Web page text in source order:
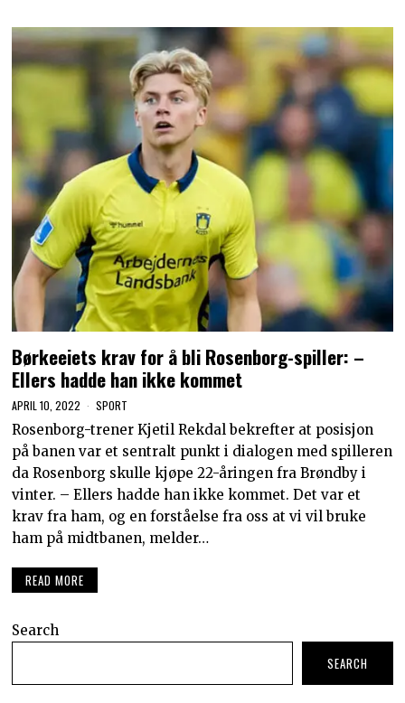
Børkeeiets krav for å bli Rosenborg-spiller: –
Ellers hadde han ikke kommet
APRIL 10, 2022 SPORT
Rosenborg-trener Kjetil Rekdal bekrefter at posisjon
på banen var et sentralt punkt i dialogen med spilleren
da Rosenborg skulle kjøpe 22-åringen fra Brøndby i
vinter. – Ellers hadde han ikke kommet. Det var et
krav fra ham, og en forståelse fra oss at vi vil bruke
ham på midtbanen, melder…
READ MORE
Search
SEARCH